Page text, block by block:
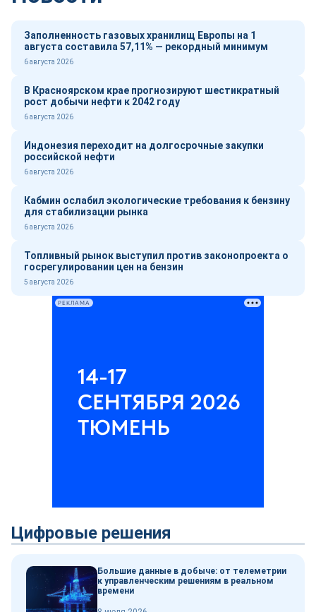
Заполненность газовых хранилищ Европы на 1
августа составила 57,11% — рекордный минимум
6 августа 2026
В Красноярском крае прогнозируют шестикратный
рост добычи нефти к 2042 году
6 августа 2026
Индонезия переходит на долгосрочные закупки
российской нефти
6 августа 2026
Кабмин ослабил экологические требования к бензину
для стабилизации рынка
6 августа 2026
Топливный рынок выступил против законопроекта о
госрегулировании цен на бензин
5 августа 2026
РЕКЛАМА
Цифровые решения
Большие данные в добыче: от телеметрии
к управленческим решениям в реальном
времени